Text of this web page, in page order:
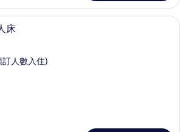
高級寢具、迷你吧、房內夾萬、遮光
床
訂人數入住)